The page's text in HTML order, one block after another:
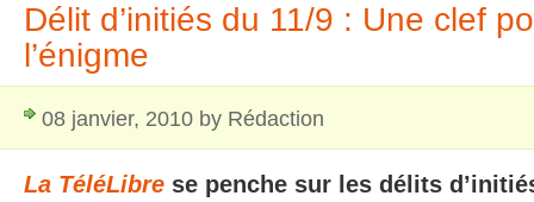
Délit d’initiés du 11/9 : Une clef
l’énigme
08 janvier, 2010 by Rédaction
La TéléLibre se penche sur les délits